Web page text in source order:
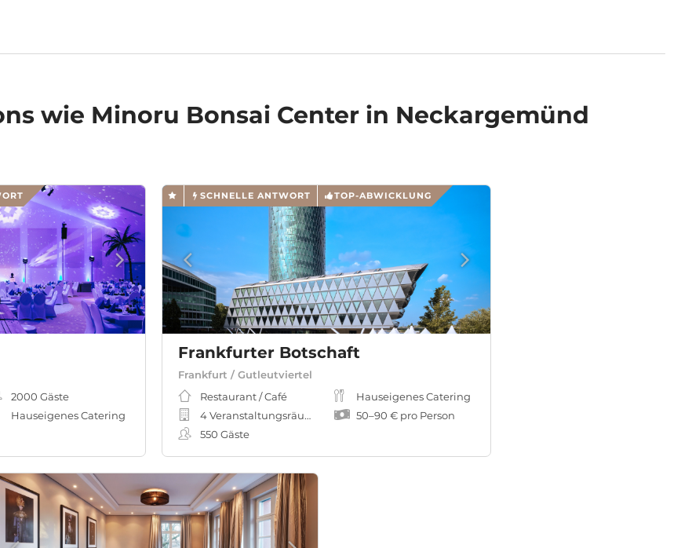
wie Minoru Bonsai Center in Neckargemünd
2000 Gäste
Hauseigenes Catering
SCHNELLE ANTWORT TOP-ABWICKLUNG
Frankfurter Botschaft
Frankfurt / Gutleutviertel
Restaurant / Café
4 Veranstaltungsräume
550 Gäste
Hauseigenes Catering
50–90 € pro Person